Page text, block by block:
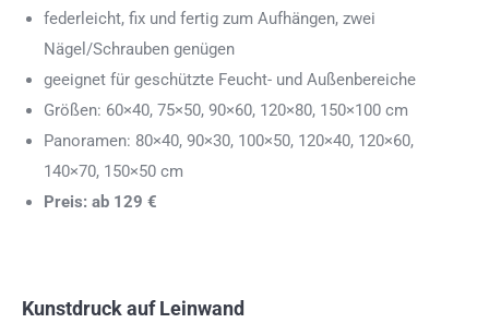
federleicht, fix und fertig zum Aufhängen, zwei
Nägel/Schrauben genügen
geeignet für geschützte Feucht- und Außenbereiche
Größen: 60×40, 75×50, 90×60, 120×80, 150×100 cm
Panoramen: 80×40, 90×30, 100×50, 120×40, 120×60,
140×70, 150×50 cm
Preis: ab 129 €
Kunstdruck auf Leinwand